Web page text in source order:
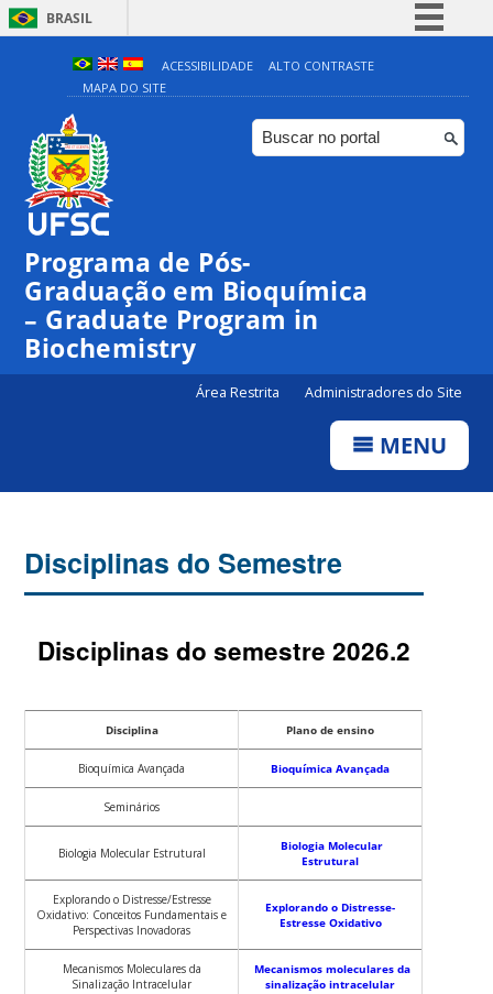
BRASIL
Simplifique!
Comunica BR
Participe
ACESSIBILIDADE
ALTO CONTRASTE
MAPA DO SITE
Programa de Pós-
Graduação em Bioquímica
– Graduate Program in
Biochemistry
Área Restrita Administradores do Site
MENU
Disciplinas do Semestre
Disciplinas do semestre 2026.2
Disciplina Plano de ensino
Bioquímica Avançada Bioquímica Avançada
Seminários
Biologia Molecular Estrutural
Biologia Molecular
Estrutural
Explorando o Distresse/Estresse
Oxidativo: Conceitos Fundamentais e
Perspectivas Inovadoras
Explorando o Distresse-
Estresse Oxidativo
Mecanismos Moleculares da
Sinalização Intracelular
Mecanismos moleculares da
sinalização intracelular